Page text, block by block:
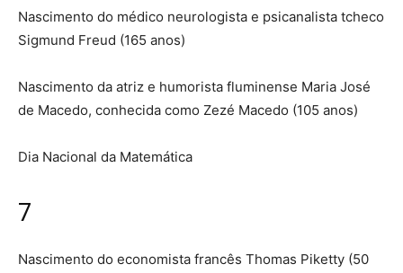
Nascimento do médico neurologista e psicanalista tcheco
Sigmund Freud (165 anos)
Nascimento da atriz e humorista fluminense Maria José
de Macedo, conhecida como Zezé Macedo (105 anos)
Dia Nacional da Matemática
7
Nascimento do economista francês Thomas Piketty (50